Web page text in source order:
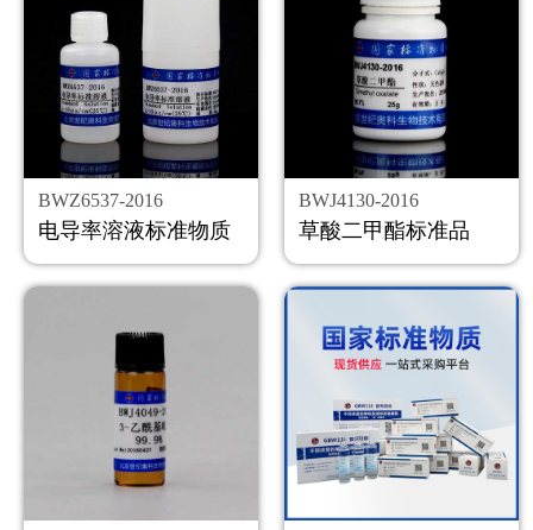
BWZ6537-2016
电导率溶液标准物质
BWJ4130-2016
草酸二甲酯标准品
公司主页
购物车
会员中心
联系我们
返回主页